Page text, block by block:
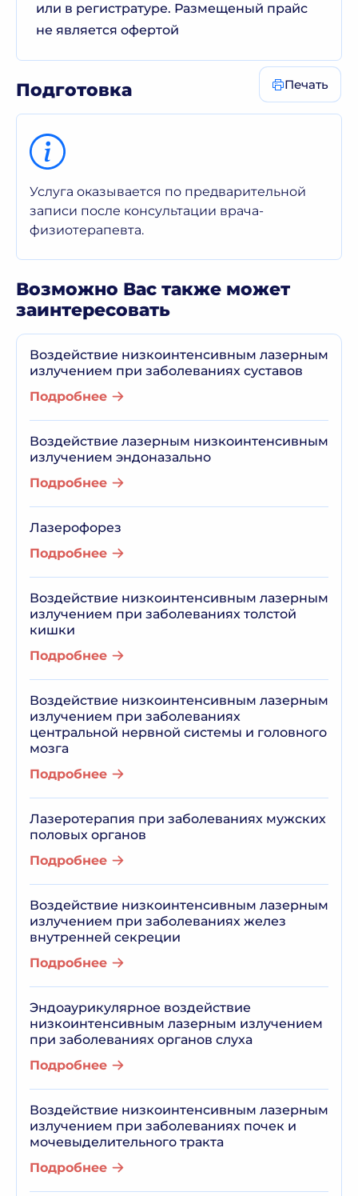
или в регистратуре. Размещеный прайс
не является офертой
Подготовка Печать
Услуга оказывается по предварительной
записи после консультации врача-
физиотерапевта.
Возможно Вас также может
заинтересовать
Воздействие низкоинтенсивным лазерным
излучением при заболеваниях суставов
Подробнее
Воздействие лазерным низкоинтенсивным
излучением эндоназально
Подробнее
Лазерофорез
Подробнее
Воздействие низкоинтенсивным лазерным
излучением при заболеваниях толстой
кишки
Подробнее
Воздействие низкоинтенсивным лазерным
излучением при заболеваниях
центральной нервной системы и головного
мозга
Подробнее
Лазеротерапия при заболеваниях мужских
половых органов
Подробнее
Воздействие низкоинтенсивным лазерным
излучением при заболеваниях желез
внутренней секреции
Подробнее
Эндоаурикулярное воздействие
низкоинтенсивным лазерным излучением
при заболеваниях органов слуха
Подробнее
Воздействие низкоинтенсивным лазерным
излучением при заболеваниях почек и
мочевыделительного тракта
Подробнее